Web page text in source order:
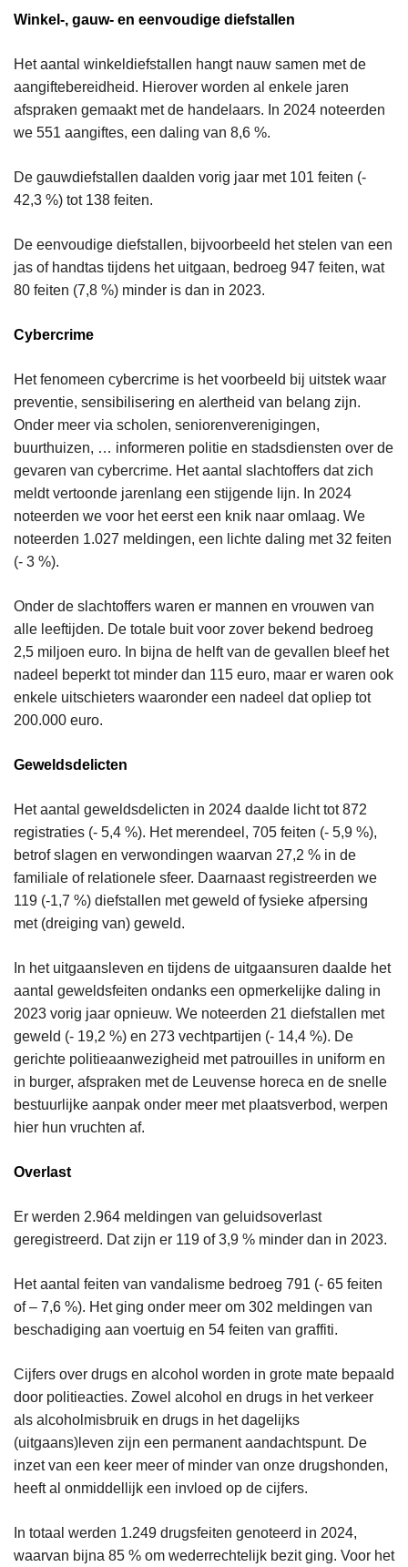
Winkel-, gauw- en eenvoudige diefstallen
Het aantal winkeldiefstallen hangt nauw samen met de
aangiftebereidheid. Hierover worden al enkele jaren
afspraken gemaakt met de handelaars. In 2024 noteerden
we 551 aangiftes, een daling van 8,6 %.
De gauwdiefstallen daalden vorig jaar met 101 feiten (-
42,3 %) tot 138 feiten.
De eenvoudige diefstallen, bijvoorbeeld het stelen van een
jas of handtas tijdens het uitgaan, bedroeg 947 feiten, wat
80 feiten (7,8 %) minder is dan in 2023.
Cybercrime
Het fenomeen cybercrime is het voorbeeld bij uitstek waar
preventie, sensibilisering en alertheid van belang zijn.
Onder meer via scholen, seniorenverenigingen,
buurthuizen, … informeren politie en stadsdiensten over de
gevaren van cybercrime. Het aantal slachtoffers dat zich
meldt vertoonde jarenlang een stijgende lijn. In 2024
noteerden we voor het eerst een knik naar omlaag. We
noteerden 1.027 meldingen, een lichte daling met 32 feiten
(- 3 %).
Onder de slachtoffers waren er mannen en vrouwen van
alle leeftijden. De totale buit voor zover bekend bedroeg
2,5 miljoen euro. In bijna de helft van de gevallen bleef het
nadeel beperkt tot minder dan 115 euro, maar er waren ook
enkele uitschieters waaronder een nadeel dat opliep tot
200.000 euro.
Geweldsdelicten
Het aantal geweldsdelicten in 2024 daalde licht tot 872
registraties (- 5,4 %). Het merendeel, 705 feiten (- 5,9 %),
betrof slagen en verwondingen waarvan 27,2 % in de
familiale of relationele sfeer. Daarnaast registreerden we
119 (-1,7 %) diefstallen met geweld of fysieke afpersing
met (dreiging van) geweld.
In het uitgaansleven en tijdens de uitgaansuren daalde het
aantal geweldsfeiten ondanks een opmerkelijke daling in
2023 vorig jaar opnieuw. We noteerden 21 diefstallen met
geweld (- 19,2 %) en 273 vechtpartijen (- 14,4 %). De
gerichte politieaanwezigheid met patrouilles in uniform en
in burger, afspraken met de Leuvense horeca en de snelle
bestuurlijke aanpak onder meer met plaatsverbod, werpen
hier hun vruchten af.
Overlast
Er werden 2.964 meldingen van geluidsoverlast
geregistreerd. Dat zijn er 119 of 3,9 % minder dan in 2023.
Het aantal feiten van vandalisme bedroeg 791 (- 65 feiten
of – 7,6 %). Het ging onder meer om 302 meldingen van
beschadiging aan voertuig en 54 feiten van graffiti.
Cijfers over drugs en alcohol worden in grote mate bepaald
door politieacties. Zowel alcohol en drugs in het verkeer
als alcoholmisbruik en drugs in het dagelijks
(uitgaans)leven zijn een permanent aandachtspunt. De
inzet van een keer meer of minder van onze drugshonden,
heeft al onmiddellijk een invloed op de cijfers.
In totaal werden 1.249 drugsfeiten genoteerd in 2024,
waarvan bijna 85 % om wederrechtelijk bezit ging. Voor het